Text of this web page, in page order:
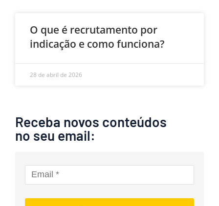
O que é recrutamento por
indicação e como funciona?
28 de abril de 2026
Receba novos conteúdos
no seu email: